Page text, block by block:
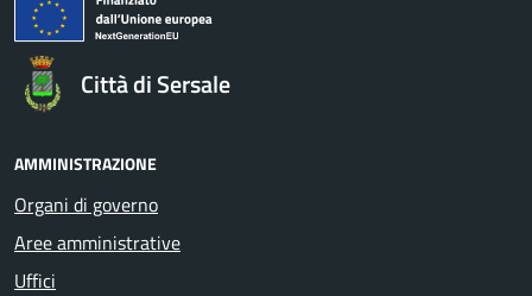
Città di Sersale
AMMINISTRAZIONE
Organi di governo
Aree amministrative
Uffici